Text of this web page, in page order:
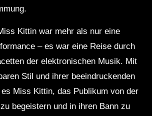
Kittin war mehr als nur eine
– es war eine Reise durch
der elektronischen Musik. Mit
Stil und ihrer beeindruckenden
Miss Kittin, das Publikum von der
begeistern und in ihren Bann zu